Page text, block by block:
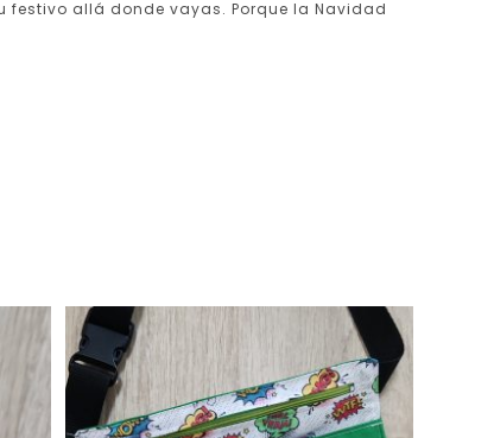
festivo allá donde vayas. Porque la Navidad